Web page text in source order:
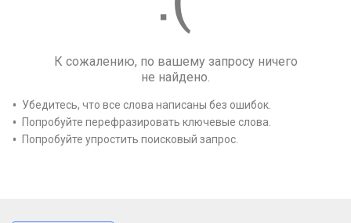
К сожалению, по вашему запросу ничего
не найдено.
Убедитесь, что все слова написаны без ошибок.
Попробуйте перефразировать ключевые слова.
Попробуйте упростить поисковый запрос.